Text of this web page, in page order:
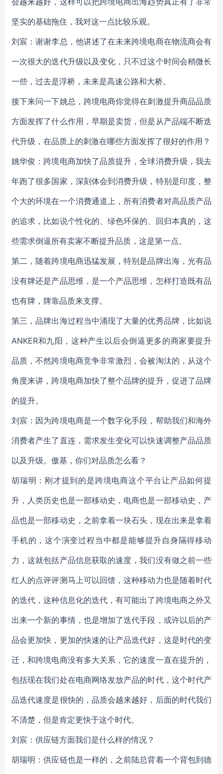
坚实的基础拖住，我对这一点比较乐观。
刘宸：谢谢李总，他讲述了在未来跨境电商在物流商会有
一次很大的迭代升级以及变化，只不过这个时间会稍微长
一些，过去是浮桥，未来是高速公路和大桥。
接下来问一下姚总，跨境电商你觉得在刺激提升商品品质
方面发挥了什么作用，早期是卖货，但是从产品端不断迭
代升级，在品质上的刺激在哪些方面发挥了很好的作用？
姚华俊：跨境电商加快了品质提升，全球消费升级，我去
年跑了很多国家，深刻体会到消费升级，特别是印度，整
个大的环境在一个消费通道上，所有消费者对高品质产品
的追求，比如说个性化的、绿色环保的、回归本真的，这
些需求倒逼所有卖家不断提升品质，这是第一点。
第二，随着跨境电商迅猛发展，特别是品牌出海，光有品
没有牌还是产品思维，是一个产品思维，怎样打造既有品
也有牌，牌靠品质来支撑。
第三，品牌出海过程当中涌现了大量的优秀品牌，比如说
ANKER和九阳，这种产生以后会倒逼更多的商家要提升
品质，不然跨境电商竞争非常激烈，会被淘汰的，从这个
角度来讲，跨境电商加快了整个品牌的提升，促进了品牌
的提升。
刘宸：因为跨境电商是一个数字化手段，帮助我们和海外
消费者产生了直连，需求发生变化可以快速调整产品品质
以及升级。傲基，你们对品质怎么看？
胡瑞明：刚才提到的是跨境电商这个平台让产品如何提
升，人类历史也是一部移动史，电商也是一部移动史，产
品也是一部移动史，之前拿着一块石头，现在出来是拿着
手机的，这个演变过程当中都是能够提升自身隔得移动
力，这就包括产品信息获取的速度，我们没有做之前一些
红人的点评评测马上可以回馈，这种移动力也是随着时代
的迭代，这种信息化的迭代，有可能出了跨境电商之外又
出来一个新的事情，也是增加了迭代手段，或许以后的产
品会更加快，更加的快速的让产品迭代好，这是时代的变
迁，和跨境电商没有多大关系，它的速度一直在提升的，
包括现在我们处在电商网络发放产品的时代，这个时代产
品迭代速度是很快的，品质会越来越好，后面的时代我们
不清楚，但是肯定更快于这个时代。
刘宸：供应链方面我们是什么样的情况？
胡瑞明：供应链也是一样的，之前陆总背着一个背包到德